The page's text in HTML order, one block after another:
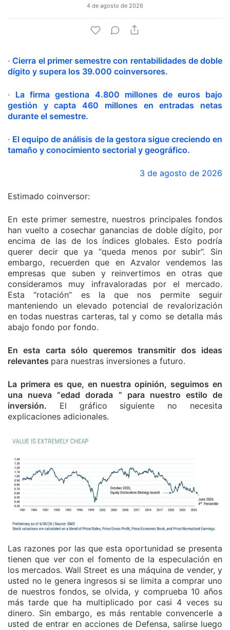
4 de agosto de 2026
·Cierra el primer semestre con rentabilidades de doble
dígito y supera los 39.000 coinversores.
· La firma gestiona 4.800 millones de euros bajo
gestión y capta 460 millones en entradas netas
durante el semestre.
· El equipo de análisis de la gestora sigue creciendo en
tamaño y conocimiento sectorial y geográfico.
3 de agosto de 2026
Estimado coinversor:
En este primer semestre, nuestros principales fondos
han vuelto a cosechar ganancias de doble dígito, por
encima de las de los índices globales. Esto podría
querer decir que ya “queda menos por subir”. Sin
embargo, recuerden que en Azvalor vendemos las
empresas que suben y reinvertimos en otras que
consideramos muy infravaloradas por el mercado.
Esta “rotación” es la que nos permite seguir
manteniendo un elevado potencial de revalorización
en todas nuestras carteras, tal y como se detalla más
abajo fondo por fondo.
En esta carta sólo queremos transmitir dos ideas
relevantes para nuestras inversiones a futuro.
La primera es que, en nuestra opinión, seguimos en
una nueva “edad dorada “ para nuestro estilo de
inversión. El gráfico siguiente no necesita
explicaciones adicionales.
Las razones por las que esta oportunidad se presenta
tienen que ver con el fomento de la especulación en
los mercados. Wall Street es una máquina de vender, y
usted no le genera ingresos si se limita a comprar uno
de nuestros fondos, se olvida, y comprueba 10 años
más tarde que ha multiplicado por casi 4 veces su
dinero. Sin embargo, es más rentable convencerle a
usted de entrar en acciones de Defensa, salirse luego